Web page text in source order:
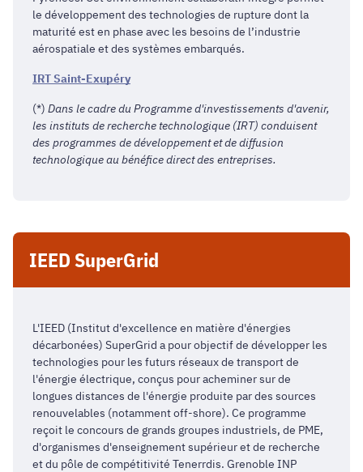
le développement des technologies de rupture dont la
maturité est en phase avec les besoins de l’industrie
aérospatiale et des systèmes embarqués.
IRT Saint-Exupéry
(*) Dans le cadre du Programme d'investissements d'avenir,
les instituts de recherche technologique (IRT) conduisent
des programmes de développement et de diffusion
technologique au bénéfice direct des entreprises.
IEED SuperGrid
L'IEED (Institut d'excellence en matière d'énergies
décarbonées) SuperGrid a pour objectif de développer les
technologies pour les futurs réseaux de transport de
l'énergie électrique, conçus pour acheminer sur de
longues distances de l'énergie produite par des sources
renouvelables (notamment off-shore). Ce programme
reçoit le concours de grands groupes industriels, de PME,
d'organismes d'enseignement supérieur et de recherche
et du pôle de compétitivité Tenerrdis. Grenoble INP